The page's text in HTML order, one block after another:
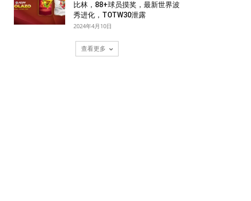
比林，88+球员摸奖，最新世界波
秀进化，TOTW30泄露
2024年4月10日
查看更多